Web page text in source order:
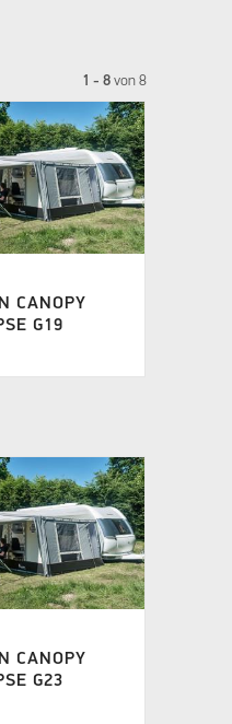
1 - 8 von8
CANOPY
G19
CANOPY
G23